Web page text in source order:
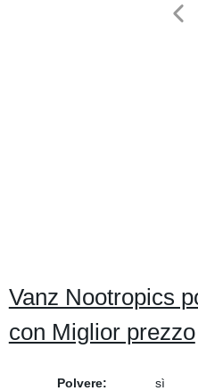
Vanz Nootropics
con Miglior prezzo
Polvere:
sì